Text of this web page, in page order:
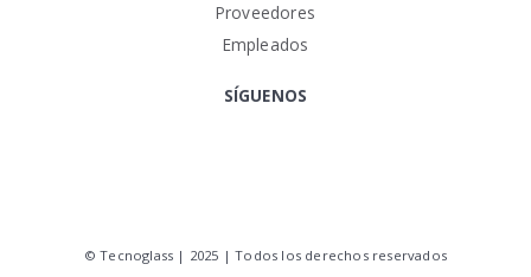
Proveedores
Empleados
SÍGUENOS
© Tecnoglass | 2025 | Todos los derechos reservados